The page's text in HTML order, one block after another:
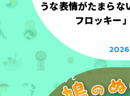
うな表情がたまらな
フロッキー